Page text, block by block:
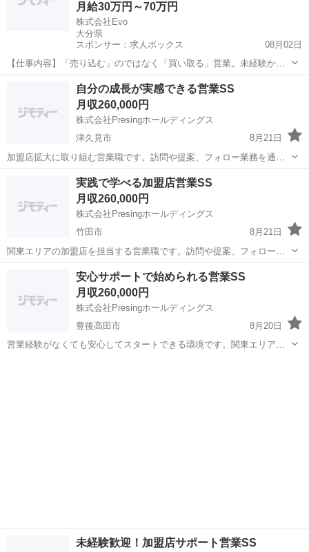
月給30万円～70万円
株式会社Evo
大分県
スポンサー：求人ボックス
08月02日
【仕事内容】「売り込む」のではなく「買い取る」営業。未経験から
月収100万円以上も目指せる環境です! 商業施設などで開催する自社イ
ベントにて、お客様がお持ちになったブランド品や宝飾品などを査
定・買取するお仕事です。テレアポや飛び込...
自分の成長が実感できる営業SS
月収260,000円
株式会社Presingホールディングス
津久見市
8月21日
加盟店拡大に取り組む営業職です。訪問や提案、フォロー業務を通し
て、営業スキル・交渉力・課題解決力を実践的に身につけられます。
未経験でも研修制度とサポートがあるので安心です。 【仕事内容】 ・
新規加盟店開拓 ・既存店舗フ...
津久見市 営業 未経験
実践で学べる加盟店営業SS
月収260,000円
株式会社Presingホールディングス
竹田市
8月21日
関東エリアの加盟店を担当する営業職です。訪問や提案、フォローを
通して営業スキル・提案力・交渉力・課題解決力を磨けます。未経験
でも研修制度と先輩社員のサポートが整っており安心です。 【仕事内
容】 ・新規加盟店開拓 ・既存...
営業 未経験
安心サポートで始められる営業SS
月収260,000円
株式会社Presingホールディングス
豊後高田市
8月20日
営業経験がなくても安心してスタートできる環境です。関東エリアの
未経験歓迎！加盟店サポート営業SS